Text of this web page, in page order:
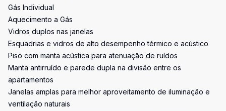
Gás Individual
Aquecimento a Gás
Vidros duplos nas janelas
Esquadrias e vidros de alto desempenho térmico e acústico
Piso com manta acústica para atenuação de ruídos
Manta antirruído e parede dupla na divisão entre os
apartamentos
Janelas amplas para melhor aproveitamento de iluminação e
ventilação naturais